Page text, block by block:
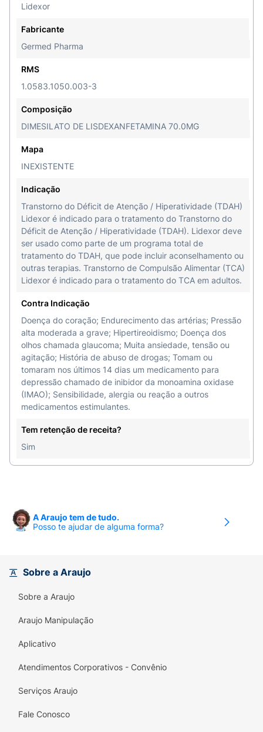
Lidexor
Fabricante
Germed Pharma
RMS
1.0583.1050.003-3
Composição
DIMESILATO DE LISDEXANFETAMINA 70.0MG
Mapa
INEXISTENTE
Indicação
Transtorno do Déficit de Atenção / Hiperatividade (TDAH)
Lidexor é indicado para o tratamento do Transtorno do
Déficit de Atenção / Hiperatividade (TDAH). Lidexor deve
ser usado como parte de um programa total de
tratamento do TDAH, que pode incluir aconselhamento ou
outras terapias. Transtorno de Compulsão Alimentar (TCA)
Lidexor é indicado para o tratamento do TCA em adultos.
Contra Indicação
Doença do coração; Endurecimento das artérias; Pressão
alta moderada a grave; Hipertireoidismo; Doença dos
olhos chamada glaucoma; Muita ansiedade, tensão ou
agitação; História de abuso de drogas; Tomam ou
tomaram nos últimos 14 dias um medicamento para
depressão chamado de inibidor da monoamina oxidase
(IMAO); Sensibilidade, alergia ou reação a outros
medicamentos estimulantes.
Tem retenção de receita?
Sim
A Araujo tem de tudo.
Posso te ajudar de alguma forma?
Sobre a Araujo
Sobre a Araujo
Araujo Manipulação
Aplicativo
Atendimentos Corporativos - Convênio
Serviços Araujo
Fale Conosco